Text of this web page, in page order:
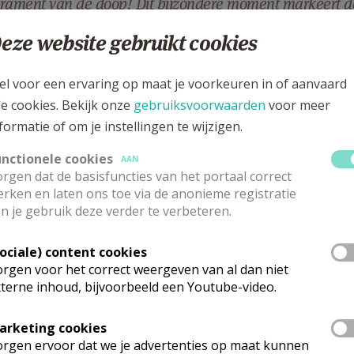
is een prachtig ritueel dat niet alleen de
van Gods liefde en genade is.
doop beloven ouders en peetouders om het kind te
bidden we voor een stevige basis van liefde, steun
dat jullie deze bijzondere gebeurtenis in onze
voor een doopsel kan je ons via ditformulier
website gebruikt cookies
voor een ervaring op maat je voorkeuren in of aanvaard
cookies. Bekijk onze gebruiksvoorwaarden voor meer
of om je instellingen te wijzigen.
cookies
AAN
dat de basisfuncties van het portaal correct
en laten ons toe via de anonieme registratie
je gebruik deze verder te verbeteren.
content cookies
voor het correct weergeven van al dan niet
inhoud, bijvoorbeeld een Youtube-video.
cookies
ervoor dat we je advertenties op maat kunnen